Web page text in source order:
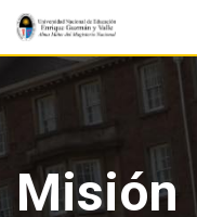
Skip
Misión